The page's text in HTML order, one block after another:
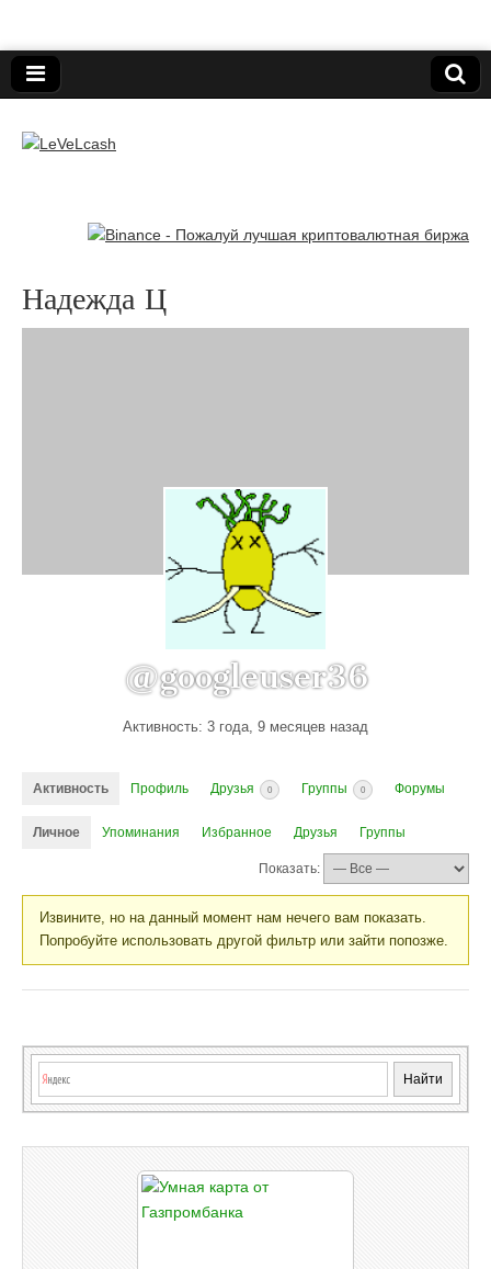
LeVeLcash
Надежда Ц
@googleuser36
Активность: 3 года, 9 месяцев назад
Активность Профиль Друзья 0 Группы 0 Форумы
Личное Упоминания Избранное Друзья Группы
Показать:
Извините, но на данный момент нам нечего вам показать.
Попробуйте использовать другой фильтр или зайти попозже.